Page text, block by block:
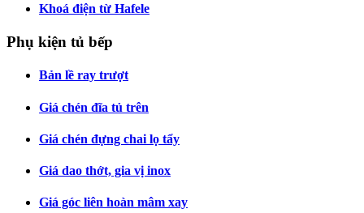
Khoá điện từ Hafele
Phụ kiện tủ bếp
Bản lề ray trượt
Giá chén đĩa tủ trên
Giá chén đựng chai lọ tẩy
Giá dao thớt, gia vị inox
Giá góc liên hoàn mâm xay